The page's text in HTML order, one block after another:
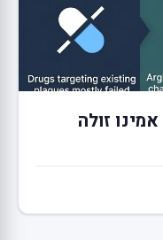
זולה